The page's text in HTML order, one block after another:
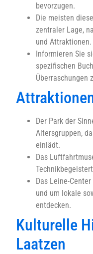
bevorzugen.
Die meisten
zentraler Lage,
und Attraktionen.
Informieren Sie
spezifischen
Überraschungen
Der Park der
Altersgruppen,
einlädt.
Das
Das Leine-
und um lokale
entdecken.
Kulturelle
Laatzen